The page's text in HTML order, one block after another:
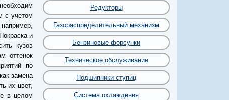
с учетом
и
кузов
оттенок
по
замена
их цвет,
в целом
Редукторы
Газораспределительный механизм
Бензиновые форсунки
Техническое обслуживание
Подшипники ступиц
Система охлаждения